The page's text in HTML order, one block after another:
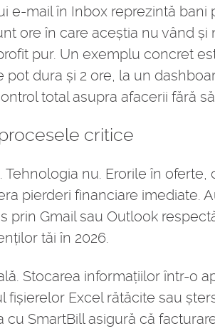
e-mail în Inbox reprezintă bani
ore în care aceștia nu vând și
pur. Un exemplu concret
dura și 2 ore, la un
total asupra afacerii fără
critice
nu. Erorile în
pierderi financiare imediate.
prin Gmail sau Outlook
tăi în 2026.
Stocarea informațiilor într-o
fișierelor Excel rătăcite sau
SmartBill asigură că